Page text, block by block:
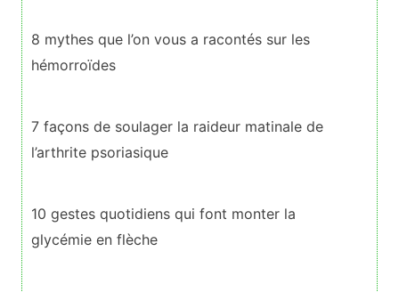
8 mythes que l’on vous a racontés sur les
hémorroïdes
7 façons de soulager la raideur matinale de
l’arthrite psoriasique
10 gestes quotidiens qui font monter la
glycémie en flèche